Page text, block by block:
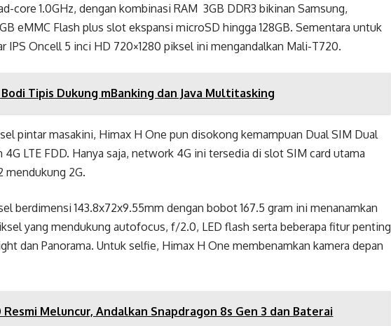
core 1.0GHz, dengan kombinasi RAM 3GB DDR3 bikinan Samsung,
eMMC Flash plus slot ekspansi microSD hingga 128GB. Sementara untuk
IPS Oncell 5 inci HD 720×1280 piksel ini mengandalkan Mali-T720.
Bodi Tipis Dukung mBanking dan Java Multitasking
pintar masakini, Himax H One pun disokong kemampuan Dual SIM Dual
4G LTE FDD. Hanya saja, network 4G ini tersedia di slot SIM card utama
mendukung 2G.
berdimensi 143.8x72x9.55mm dengan bobot 167.5 gram ini menanamkan
yang mendukung autofocus, f/2.0, LED flash serta beberapa fitur penting
dan Panorama. Untuk selfie, Himax H One membenamkan kamera depan
Resmi Meluncur, Andalkan Snapdragon 8s Gen 3 dan Baterai